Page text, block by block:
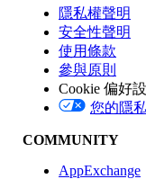
版本
隱私權聲明
安全性聲明
使用條款
參與原則
Cookie 偏好
您的隱
COMMUNITY
AppExchange